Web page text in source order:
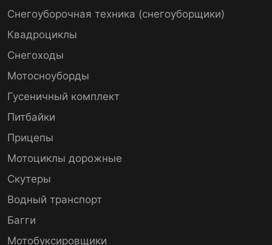
Снегоуборочная техника (снегоуборщики)
Квадроциклы
Снегоходы
Мотосноуборды
Гусеничный комплект
Питбайки
Прицепы
Мотоциклы дорожные
Скутеры
Водный транспорт
Багги
Мотобуксировщики